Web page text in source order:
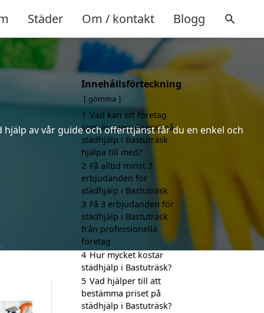
Städer Om / kontakt Blogg
av vår guide och offerttjänst får du en enkel och
Innehållsförteckning
gömma
1 Vad kan ett företag
som är specialiserat på
städhjälp i Bastuträsk
hjälpa till med?
2 Få alltid minst 3
erbjudanden för
städhjälp i Bastuträsk
3 Få 3 erbjudanden för
städhjälp i Bastuträsk
från professionella
företag
4 Hur mycket kostar
städhjälp i Bastuträsk?
5 Vad hjälper till att
bestämma priset på
städhjälp i Bastuträsk?